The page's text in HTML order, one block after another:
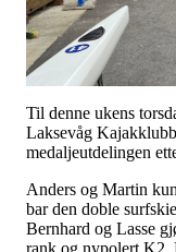
Til denne ukens
Laksevåg
medaljeutdelingen
Anders og Martin
bar den doble
Bernhard og Lasse